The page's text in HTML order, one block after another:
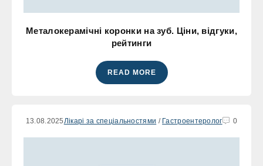
Металокерамічні коронки на зуб. Ціни, відгуки,
рейтинги
READ MORE
13.08.2025 Лікарі за спеціальностями / Гастроентеролог 0